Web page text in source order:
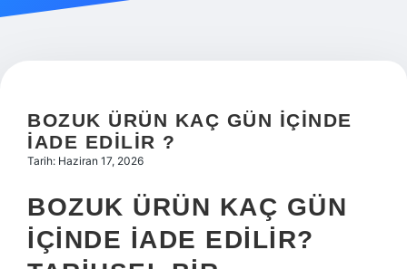
Hakkımızda
BOZUK ÜRÜN KAÇ GÜN IÇINDE
IADE EDILIR ?
Tarih: Haziran 17, 2026
BOZUK ÜRÜN KAÇ GÜN
IÇINDE IADE EDILIR?